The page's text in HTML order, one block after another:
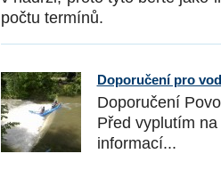
počtu termínů.
Doporučení pro
Doporučení
Před vyplutím
informací...